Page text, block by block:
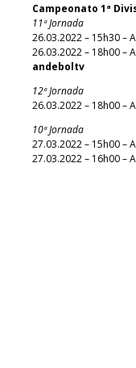
Campeonato 1ª
11ª Jornada
26.03.2022 – 15h30 –
26.03.2022 – 18h00 –
andeboltv
12ª Jornada
26.03.2022 – 18h00 –
10ª Jornada
27.03.2022 – 15h00 –
27.03.2022 – 16h00 –